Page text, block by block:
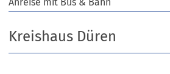
Kreishaus Düren